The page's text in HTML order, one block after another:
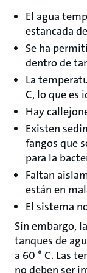
El agua
estancada
Se ha
dentro de
La
C, lo que es
Hay
Existen
fangos que
para la
Faltan
están en
El sistema
Sin embargo,
tanques de
a 60 ° C. Las
no deben ser